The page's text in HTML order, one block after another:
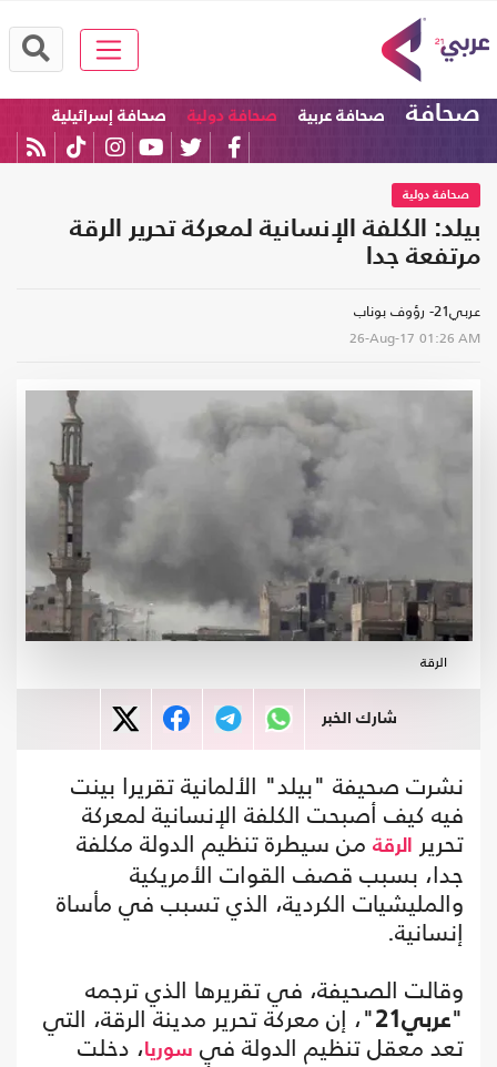
صحافة صحافة عربية صحافة دولية صحافة إسرائيلية
صحافة دولية
بيلد: الكلفة الإنسانية لمعركة تحرير الرقة
مرتفعة جدا
عربي21- رؤوف بوناب
26-Aug-17 01:26 AM
الرقة
شارك الخبر
نشرت صحيفة "بيلد" الألمانية تقريرا بينت
فيه كيف أصبحت الكلفة الإنسانية لمعركة
تحرير الرقة من سيطرة تنظيم الدولة مكلفة
جدا، بسبب قصف القوات الأمريكية
والمليشيات الكردية، الذي تسبب في مأساة
إنسانية.
وقالت الصحيفة، في تقريرها الذي ترجمه
"عربي21 "، إن معركة تحرير مدينة الرقة، التي
تعد معقل تنظيم الدولة في سوريا، دخلت